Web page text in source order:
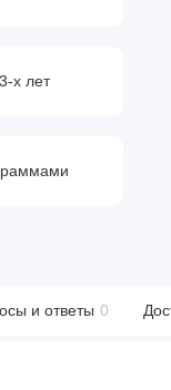
х лет
и ответы 0